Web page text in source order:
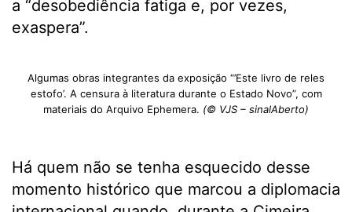
a “desobediência fatiga e, por vezes,
exaspera”.
Algumas obras integrantes da exposição “’Este livro de reles
estofo’. A censura à literatura durante o Estado Novo”, com
materiais do Arquivo Ephemera. (© VJS – sinalAberto)
Há quem não se tenha esquecido desse
momento histórico que marcou a diplomacia